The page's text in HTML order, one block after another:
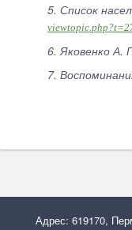
5. Список
6. Яковенко А.
7.
Адрес: 619170,